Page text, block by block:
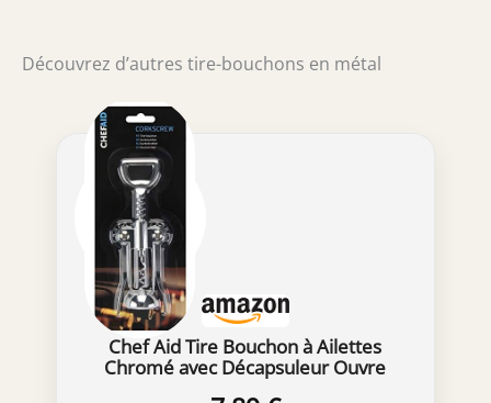
Découvrez d’autres tire-bouchons en métal
Chef Aid Tire Bouchon à Ailettes
Chromé avec Décapsuleur Ouvre